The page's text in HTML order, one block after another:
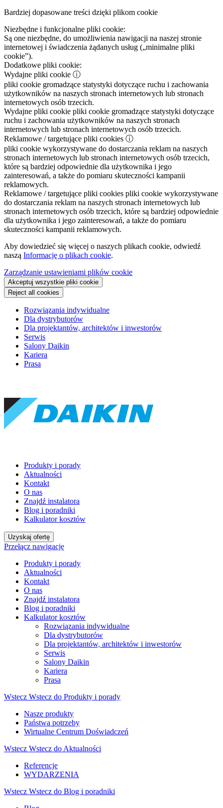
Bardziej dopasowane treści dzięki plikom cookie
Niezbędne i funkcjonalne pliki cookie:
Są one niezbędne, do umożliwienia nawigacji na naszej stronie
internetowej i świadczenia żądanych usług („minimalne pliki
cookie”).
Dodatkowe pliki cookie:
Wydajne pliki cookie ⓘ
pliki cookie gromadzące statystyki dotyczące ruchu i zachowania
użytkowników na naszych stronach internetowych lub stronach
internetowych osób trzecich.
Wydajne pliki cookie pliki cookie gromadzące statystyki dotyczące
ruchu i zachowania użytkowników na naszych stronach
internetowych lub stronach internetowych osób trzecich.
Reklamowe / targetujące pliki cookies ⓘ
pliki cookie wykorzystywane do dostarczania reklam na naszych
stronach internetowych lub stronach internetowych osób trzecich,
które są bardziej odpowiednie dla użytkownika i jego
zainteresowań, a także do pomiaru skuteczności kampanii
reklamowych.
Reklamowe / targetujące pliki cookies pliki cookie wykorzystywane
do dostarczania reklam na naszych stronach internetowych lub
stronach internetowych osób trzecich, które są bardziej odpowiednie
dla użytkownika i jego zainteresowań, a także do pomiaru
skuteczności kampanii reklamowych.
Aby dowiedzieć się więcej o naszych plikach cookie, odwiedź
naszą Informację o plikach cookie.
Zarządzanie ustawieniami plików cookie
Akceptuj wszystkie pliki cookie
Reject all cookies
Rozwiązania indywidualne
Dla dystrybutorów
Dla projektantów, architektów i inwestorów
Serwis
Salony Daikin
Kariera
Prasa
Produkty i porady
Aktualności
Kontakt
O nas
Znajdź instalatora
Blog i poradniki
Kalkulator kosztów
Uzyskaj ofertę
Przełącz nawigację
Produkty i porady
Aktualności
Kontakt
O nas
Znajdź instalatora
Blog i poradniki
Kalkulator kosztów
Rozwiązania indywidualne
Dla dystrybutorów
Dla projektantów, architektów i inwestorów
Serwis
Salony Daikin
Kariera
Prasa
Wstecz Wstecz do Produkty i porady
Nasze produkty
Państwa potrzeby
Wirtualne Centrum Doświadczeń
Wstecz Wstecz do Aktualności
Referencje
WYDARZENIA
Wstecz Wstecz do Blog i poradniki